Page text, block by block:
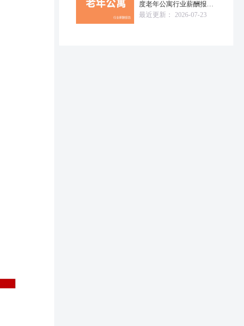
度老年公寓行业薪酬报告
（
最近更新： 2026-07-23